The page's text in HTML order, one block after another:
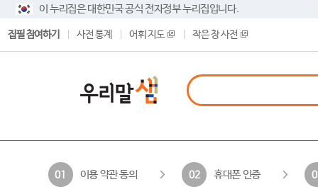
이 누리집은 대한민국 공식 전자정부 누리집입니다.
집필 참여하기 사전 통계 어휘 지도 작은 창 사전
01 이용 약관 동의 02 휴대폰 인증